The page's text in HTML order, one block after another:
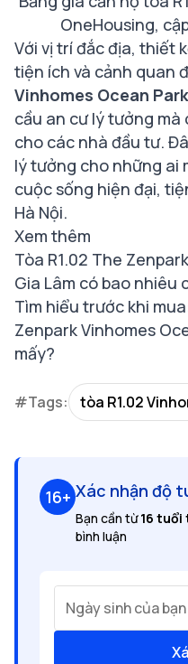
OneHousing,
Với vị trí đắc địa, thiết
tiện ích và cảnh quan
Vinhomes Ocean Park
cầu an cư lý tưởng mà
cho các nhà đầu tư.
lý tưởng cho những ai
cuộc sống hiện đại,
Hà Nội.
Xem thêm
Tòa R1.02 The
Gia Lâm có bao nhiêu
Tìm hiểu trước khi
Zenpark Vinhomes
mấy?
#Tags: tòa R1.02
16+ Xác nhận độ
Bạn cần từ16 tuổi
bình luận
Ngày sinh của bạn